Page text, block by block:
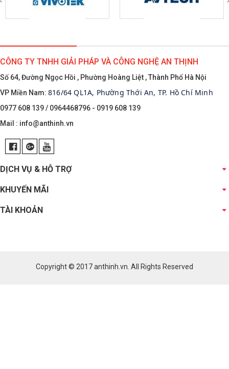
CÔNG TY TNHH GIẢI PHÁP VÀ CÔNG NGHỆ AN THỊNH
Số 64, Đường Ngọc Hồi , Phường Hoàng Liệt , Thành Phố Hà Nội
VP Miền Nam: 816/64 QL1A, Phường Thới An, TP. Hồ Chí Minh
0977 608 139 / 0964468796 - 0919 608 139
Mail : info@anthinh.vn
DỊCH VỤ & HỖ TRỢ
KHUYẾN MÃI
TÀI KHOẢN
Copyright © 2017anthinh.vn . All Rights Reserved